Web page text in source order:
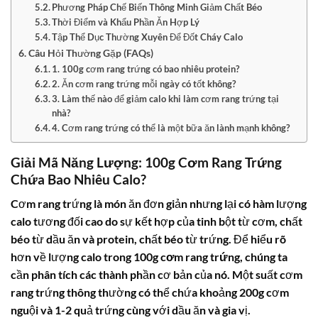
Phương Pháp Chế Biến Thông Minh Giảm Chất Béo
Thời Điểm và Khẩu Phần Ăn Hợp Lý
Tập Thể Dục Thường Xuyên Để Đốt Cháy Calo
Câu Hỏi Thường Gặp (FAQs)
1. 100g cơm rang trứng có bao nhiêu protein?
2. Ăn cơm rang trứng mỗi ngày có tốt không?
3. Làm thế nào để giảm calo khi làm cơm rang trứng tại
nhà?
4. Cơm rang trứng có thể là một bữa ăn lành mạnh không?
Giải Mã Năng Lượng: 100g Cơm Rang Trứng
Chứa Bao Nhiêu Calo?
Cơm rang trứng là món ăn đơn giản nhưng lại có hàm lượng
calo tương đối cao do sự kết hợp của tinh bột từ cơm, chất
béo từ dầu ăn và protein, chất béo từ trứng. Để hiểu rõ
hơn về lượngcalo trong 100g cơm rang trứng, chúng ta
cần phân tích các thành phần cơ bản của nó. Một suất cơm
rang trứng thông thường có thể chứa khoảng 200g cơm
nguội và 1-2 quả trứng cùng với dầu ăn và gia vị.